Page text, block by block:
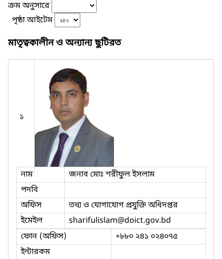
ক্রম অনুসারে
পৃষ্ঠা আইটেম
মাতৃত্বকালীন ও অন্যান্য ছুটিরত
১
নাম
জনাব মোঃ শরীফুল ইসলাম
পদবি
অফিস
তথ্য ও যোগাযোগ প্রযুক্তি অধিদপ্তর
ইমেইল
sharifulislam@doict.gov.bd
ফোন (অফিস)
+৮৮০ ২৪১ ০২৪০৭৫
ইন্টারকম